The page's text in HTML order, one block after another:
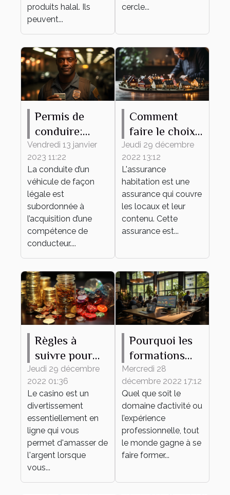
produits halal. Ils
peuvent...
cercle...
Permis de
conduire:
pourquoi
l'obtenir ?
Vendredi 13 janvier
2023 11:22
La conduite d’un
véhicule de façon
légale est
subordonnée à
l’acquisition d’une
compétence de
conducteur....
Comment
faire le choix
d'une bonne
assurance
habitation ?
Jeudi 29 décembre
2022 13:12
L'assurance
habitation est une
assurance qui couvre
les locaux et leur
contenu. Cette
assurance est...
Règles à
suivre pour
gagner de
l'argent au
casino en
ligne
Jeudi 29 décembre
2022 01:36
Le casino est un
divertissement
essentiellement en
ligne qui vous
permet d'amasser de
l'argent lorsque
vous...
Pourquoi les
formations
continues
sont-elles
importantes
pour une
entreprise ?
Mercredi 28
décembre 2022 17:12
Quel que soit le
domaine d’activité ou
l’expérience
professionnelle, tout
le monde gagne à se
faire former...